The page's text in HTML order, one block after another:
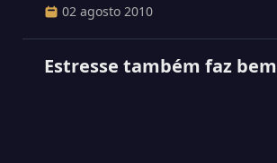
02 agosto 2010
Estresse também faz bem